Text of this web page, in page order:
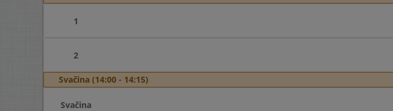
1
2
Svačina (14:00 - 14:15)
Svačina